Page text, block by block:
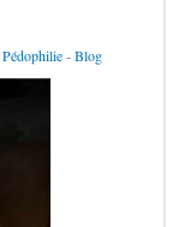
Pédophilie-Blog